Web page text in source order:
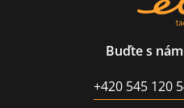
Buďte s
+420 545 120